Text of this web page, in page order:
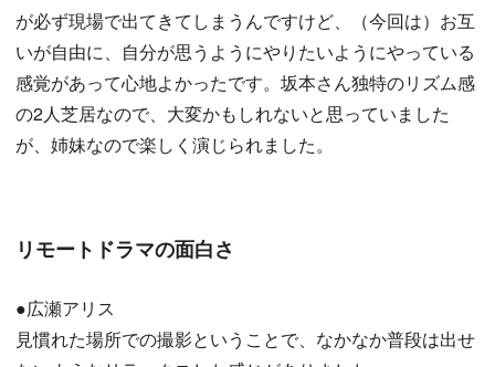
が必ず現場で出てきてしまうんですけど、（今回は）お互
いが自由に、自分が思うようにやりたいようにやっている
感覚があって心地よかったです。坂本さん独特のリズム感
の2人芝居なので、大変かもしれないと思っていました
が、姉妹なので楽しく演じられました。
リモートドラマの面白さ
●広瀬アリス
見慣れた場所での撮影ということで、なかなか普段は出せ